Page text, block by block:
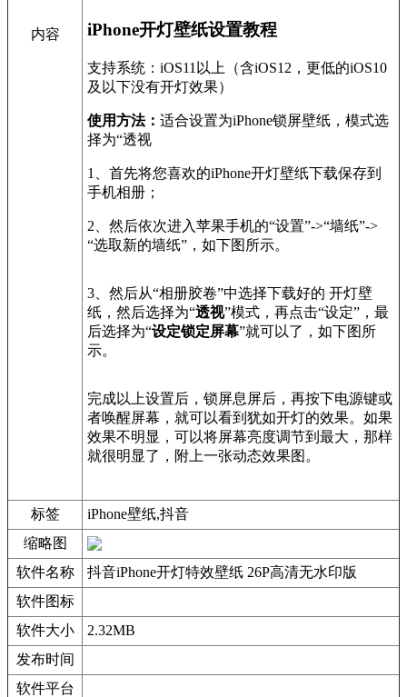
内容 iPhone开灯壁纸设置教程
支持系统：iOS11以上（含iOS12，更低的iOS10
及以下没有开灯效果）
使用方法： 适合设置为iPhone锁屏壁纸，模式选
择为“透视
1、首先将您喜欢的iPhone开灯壁纸下载保存到
手机相册；
2、然后依次进入苹果手机的“设置”->“墙纸”->
“选取新的墙纸”，如下图所示。
3、然后从“相册胶卷”中选择下载好的 开灯壁
纸，然后选择为“透视”模式，再点击“设定”，最
后选择为“设定锁定屏幕”就可以了，如下图所
示。
完成以上设置后，锁屏息屏后，再按下电源键或
者唤醒屏幕，就可以看到犹如开灯的效果。如果
效果不明显，可以将屏幕亮度调节到最大，那样
就很明显了，附上一张动态效果图。
标签
iPhone壁纸,抖音
缩略图
软件名称
抖音iPhone开灯特效壁纸 26P高清无水印版
软件图标
软件大小
2.32MB
发布时间
软件平台